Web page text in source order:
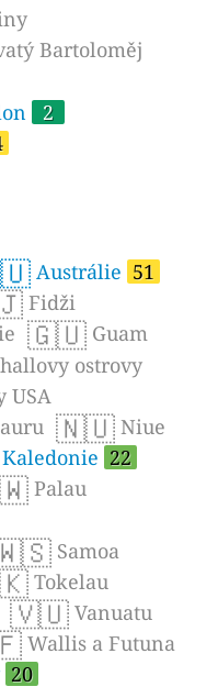
Bartoloměj
2
Austrálie 51
Fidži
🇬🇺 Guam
ostrovy
USA
🇳🇺 Niue
22
Palau
Samoa
Tokelau
🇻🇺 Vanuatu
Wallis a Futuna
20